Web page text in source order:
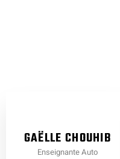
GAËLLE CHOUHIB
Enseignante Auto